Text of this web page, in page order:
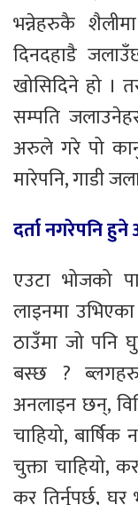
भन्नेहरुकै
दिनदहाडै
खोसिदिने हो ।
सम्पति
अरुले गरे पो
मारेपनि, गाडी
दर्ता नगरेपनि
एउटा भोजको
लाइनमा
ठाउँमा जो पनि
बस्छ ? ब्लगहरु
अनलाइन छन्,
चाहियो,
चुक्ता चाहियो,
कर तिर्नुपर्छ, घर